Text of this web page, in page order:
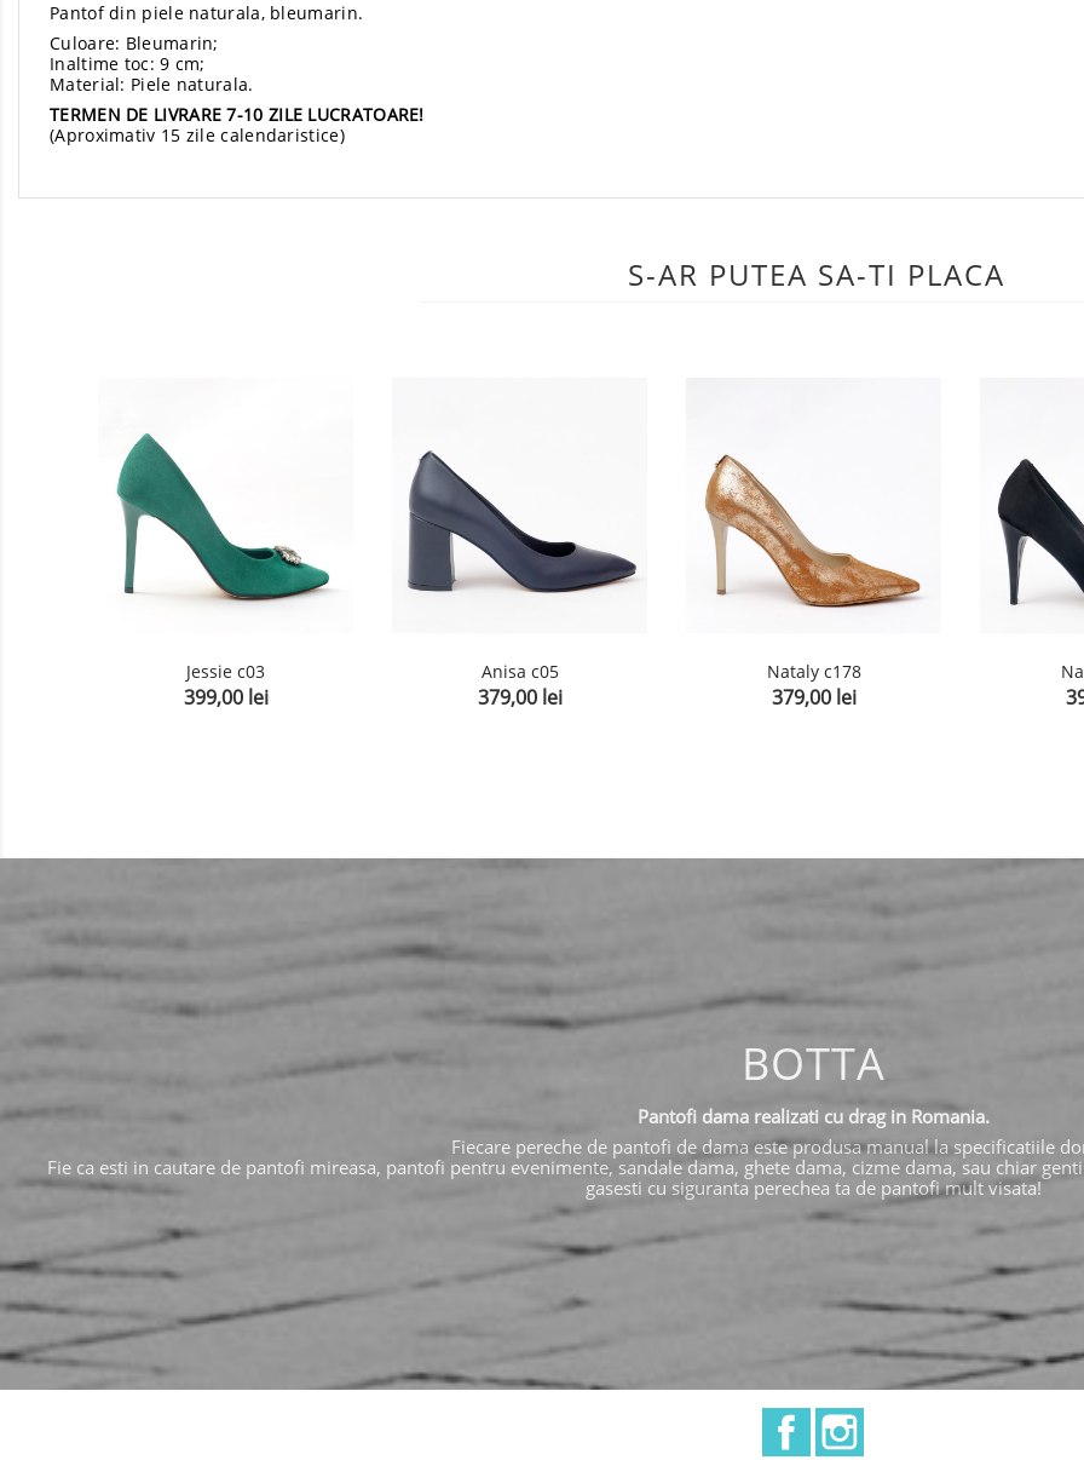
Pantof din piele naturala, bleumarin.
Culoare: Bleumarin;
Inaltime toc: 9 cm;
Material: Piele naturala.
TERMEN DE LIVRARE 7-10 ZILE LUCRATOARE!
(Aproximativ 15 zile calendaristice)
S-AR PUTEA SA-TI PLACA
Jessie c03
Pret
399,00 lei
Anisa c05
Pret
379,00 lei
Nataly c178
Pret
379,00 lei
BOTTA
Pantofi dama realizati cu drag in Romania.
Fiecare pereche de pantofi de dama este produsa manual la specificatiile
Fie ca esti in cautare de pantofi mireasa, pantofi pentru evenimente, sandale dama, ghete dama, cizme dama, sau chiar
gasesti cu siguranta perechea ta de pantofi mult visata!
Facebook